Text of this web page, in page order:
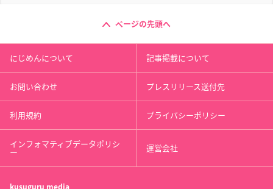
ページの先頭へ
にじめんについて 記事掲載について
お問い合わせ プレスリリース送付先
利用規約 プライバシーポリシー
インフォマティブデータポリシ
ー 運営会社
kusuguru media